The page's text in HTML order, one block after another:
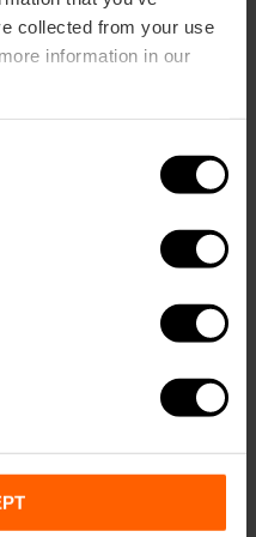
collected from your use
information in our
23 46002 València